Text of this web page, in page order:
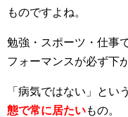
ものですよね。
勉強・スポーツ・仕事
フォーマンスが必ず下
「病気ではない」とい
態で常に居たいもの。